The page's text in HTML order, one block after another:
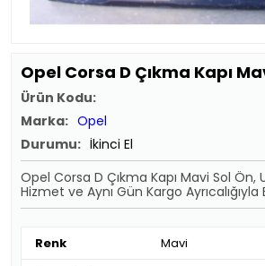
Opel Corsa D Çıkma Kapı
Ürün Kodu:
Marka: Opel
Durumu: İkinci El
Opel Corsa D Çıkma Kapı Mavi Sol Ön,
Hizmet ve Aynı Gün Kargo
Renk
Mavi